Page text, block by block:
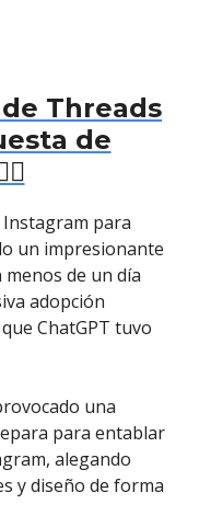
Threads
de
Instagram para
un impresionante
de un día
adopción
ChatGPT tuvo
una
para entablar
alegando
y diseño de forma